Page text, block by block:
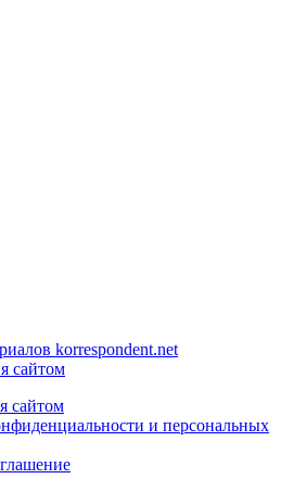
korrespondent.net
сайтом
сайтом
и персональных